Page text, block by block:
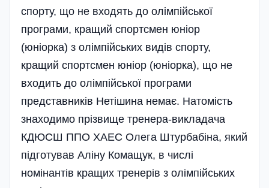
спорту, що не входять до олімпійської
програми, кращий спортсмен юніор
(юніорка) з олімпійських видів спорту,
кращий спортсмен юніор (юніорка), що не
входить до олімпійської програми
представників Нетішина немає. Натомість
знаходимо прізвище тренера-викладача
КДЮСШ ППО ХАЕС Олега Штурбабіна, який
підготував Аліну Комащук, в числі
номінантів кращих тренерів з олімпійських